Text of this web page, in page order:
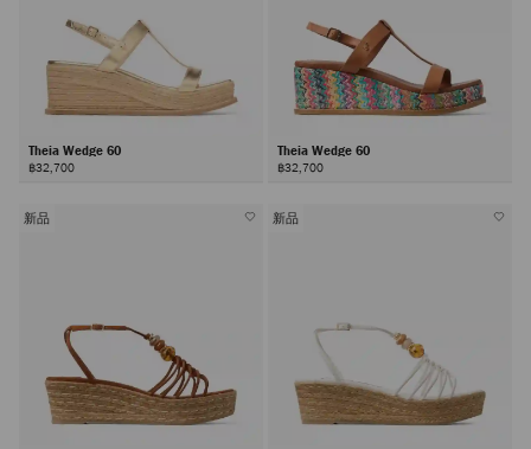
Theia Wedge 60
฿32,700
Theia Wedge 60
฿32,700
新品 新品